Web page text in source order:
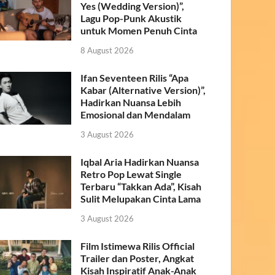
Yes (Wedding Version)”,
Lagu Pop-Punk Akustik
untuk Momen Penuh Cinta
8 August 2026
Ifan Seventeen Rilis “Apa
Kabar (Alternative Version)”,
Hadirkan Nuansa Lebih
Emosional dan Mendalam
3 August 2026
Iqbal Aria Hadirkan Nuansa
Retro Pop Lewat Single
Terbaru “Takkan Ada”, Kisah
Sulit Melupakan Cinta Lama
3 August 2026
Film Istimewa Rilis Official
Trailer dan Poster, Angkat
Kisah Inspiratif Anak-Anak